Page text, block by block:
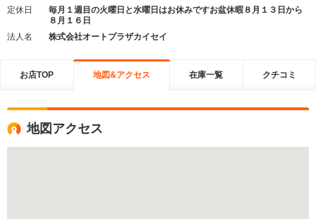
定休日
毎月１週目の火曜日と水曜日はお休みですお盆休暇８月１３日から
８月１６日
法人名
株式会社オートプラザカイセイ
お店TOP 地図&アクセス 在庫一覧 クチコミ
地図アクセス